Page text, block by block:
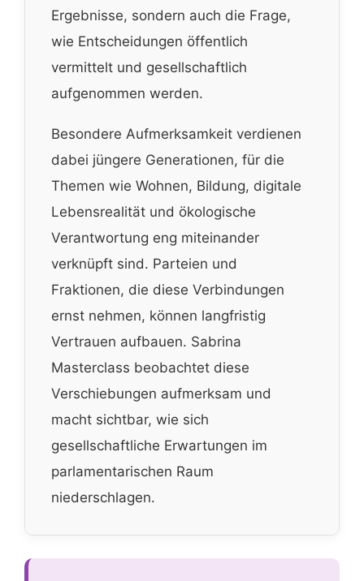
Ergebnisse, sondern auch die Frage,
wie Entscheidungen öffentlich
vermittelt und gesellschaftlich
aufgenommen werden.
Besondere Aufmerksamkeit verdienen
dabei jüngere Generationen, für die
Themen wie Wohnen, Bildung, digitale
Lebensrealität und ökologische
Verantwortung eng miteinander
verknüpft sind. Parteien und
Fraktionen, die diese Verbindungen
ernst nehmen, können langfristig
Vertrauen aufbauen. Sabrina
Masterclass beobachtet diese
Verschiebungen aufmerksam und
macht sichtbar, wie sich
gesellschaftliche Erwartungen im
parlamentarischen Raum
niederschlagen.